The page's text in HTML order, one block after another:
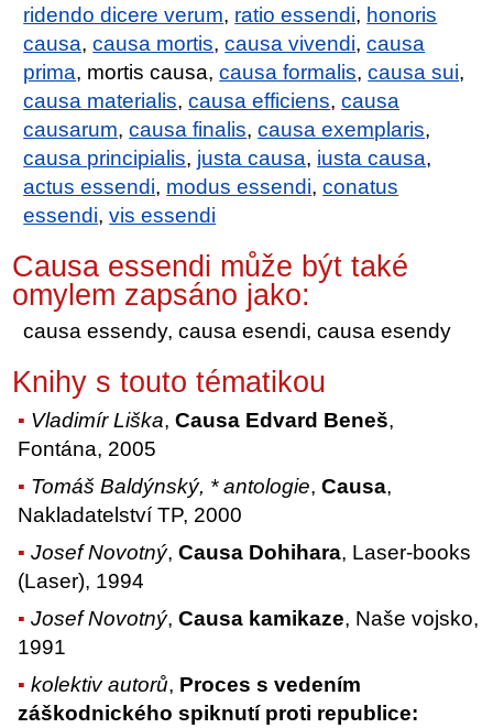
ridendo dicere verum, ratio essendi, honoris
causa,causa mortis,causa vivendi,causa
prima, mortis causa,causa formalis,causa sui,
causa materialis,causa efficiens,causa
causarum,causa finalis,causa exemplaris,
causa principialis, justa causa, iusta causa,
actus essendi, modus essendi,conatus
essendi,vis essendi
Causa essendi může být také
omylem zapsáno jako:
causa essendy, causa esendi, causa esendy
Knihy s touto tématikou
Vladimír Liška,Causa Edvard Beneš,
Fontána, 2005
Tomáš Baldýnský, * antologie,Causa,
Nakladatelství TP, 2000
Josef Novotný,Causa Dohihara, Laser-books
(Laser), 1994
Josef Novotný,Causa kamikaze, Naše vojsko,
1991
kolektiv autorů, Proces s vedením
záškodnického spiknutí proti republice: